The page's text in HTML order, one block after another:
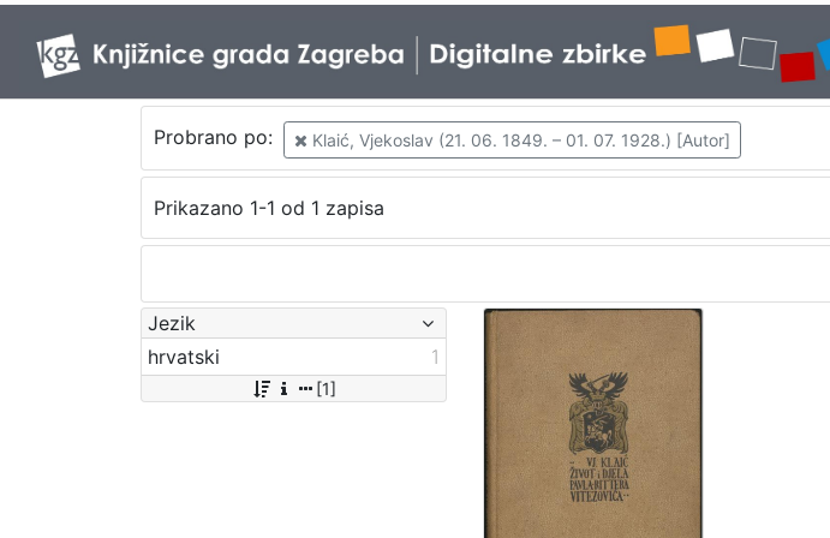
Probrano po: Klaić, Vjekoslav (21. 06. 1849. – 01. 07. 1928.) [Autor]
Prikazano 1-1 od 1 zapisa
Jezik
hrvatski
1
[1]